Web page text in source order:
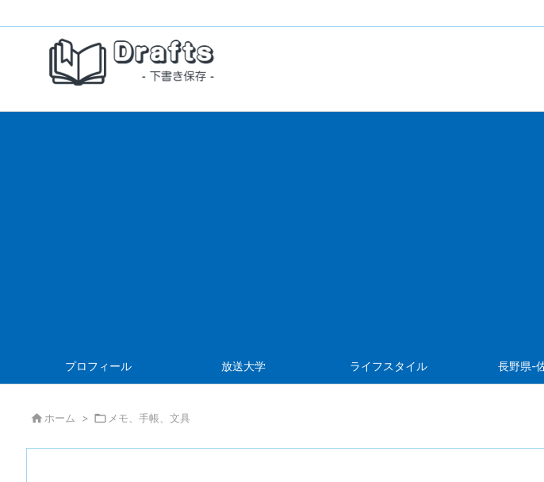
プロフィール 放送大学 ライフスタイル 長野県-
 ホーム >  メモ、手帳、文具